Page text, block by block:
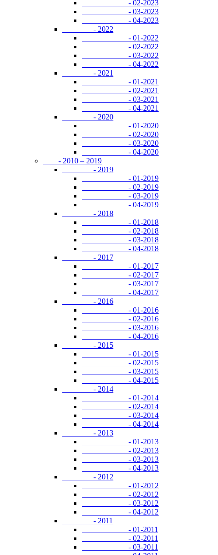
- 02-2023
- 03-2023
- 04-2023
- 2022
- 01-2022
- 02-2022
- 03-2022
- 04-2022
- 2021
- 01-2021
- 02-2021
- 03-2021
- 04-2021
- 2020
- 01-2020
- 02-2020
- 03-2020
- 04-2020
- 2010 – 2019
- 2019
- 01-2019
- 02-2019
- 03-2019
- 04-2019
- 2018
- 01-2018
- 02-2018
- 03-2018
- 04-2018
- 2017
- 01-2017
- 02-2017
- 03-2017
- 04-2017
- 2016
- 01-2016
- 02-2016
- 03-2016
- 04-2016
- 2015
- 01-2015
- 02-2015
- 03-2015
- 04-2015
- 2014
- 01-2014
- 02-2014
- 03-2014
- 04-2014
- 2013
- 01-2013
- 02-2013
- 03-2013
- 04-2013
- 2012
- 01-2012
- 02-2012
- 03-2012
- 04-2012
- 2011
- 01-2011
- 02-2011
- 03-2011